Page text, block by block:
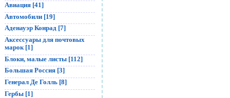
Авиация [41]
Автомобили [19]
Аденауэр Конрад [7]
Аксессуары для почтовых
марок [1]
Блоки, малые листы [112]
Большая Россия [3]
Генерал Де Голль [8]
Гербы [1]